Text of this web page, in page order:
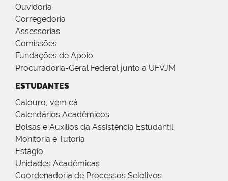
Ouvidoria
Corregedoria
Assessorias
Comissões
Fundações de Apoio
Procuradoria-Geral Federal junto a UFVJM
ESTUDANTES
Calouro, vem cá
Calendários Acadêmicos
Bolsas e Auxílios da Assistência Estudantil
Monitoria e Tutoria
Estágio
Unidades Acadêmicas
Coordenadoria de Processos Seletivos